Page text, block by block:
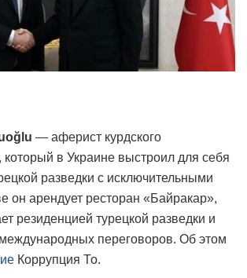
— аферист курдского
в Украине выстроил для себя
разведки с исключительными
он арендует ресторан «Байракар»,
резиденцией турецкой разведки и
переговоров. Об этом
Коррупция То.